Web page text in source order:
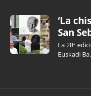
‘La
San
La 28ª
Euskadi